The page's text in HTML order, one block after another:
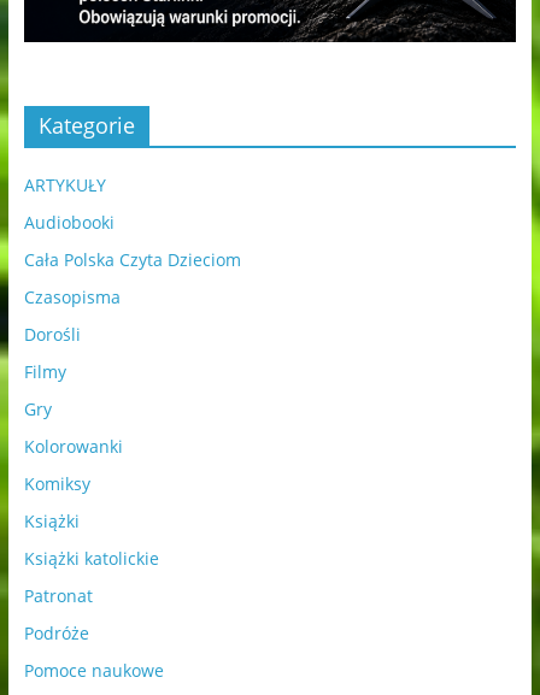
Kategorie
ARTYKUŁY
Audiobooki
Cała Polska Czyta Dzieciom
Czasopisma
Dorośli
Filmy
Gry
Kolorowanki
Komiksy
Książki
Książki katolickie
Patronat
Podróże
Pomoce naukowe